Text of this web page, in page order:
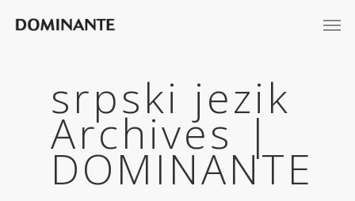
srpski jezik
Archives |
DOMINANTE